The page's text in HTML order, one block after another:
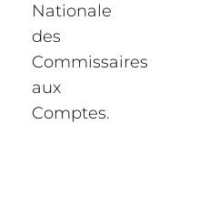
Nationale
des
Commissaires
aux
Comptes.